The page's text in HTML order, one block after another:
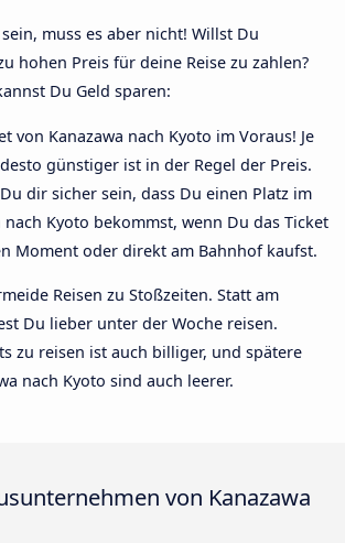
muss es aber nicht! Willst Du
hohen Preis für deine Reise zu zahlen?
Du Geld sparen:
von Kanazawa nach Kyoto im Voraus! Je
günstiger ist in der Regel der Preis.
dir sicher sein, dass Du einen Platz im
nach Kyoto bekommst, wenn Du das Ticket
Moment oder direkt am Bahnhof kaufst.
Reisen zu Stoßzeiten. Statt am
Du lieber unter der Woche reisen.
zu reisen ist auch billiger, und spätere
nach Kyoto sind auch leerer.
von Kanazawa